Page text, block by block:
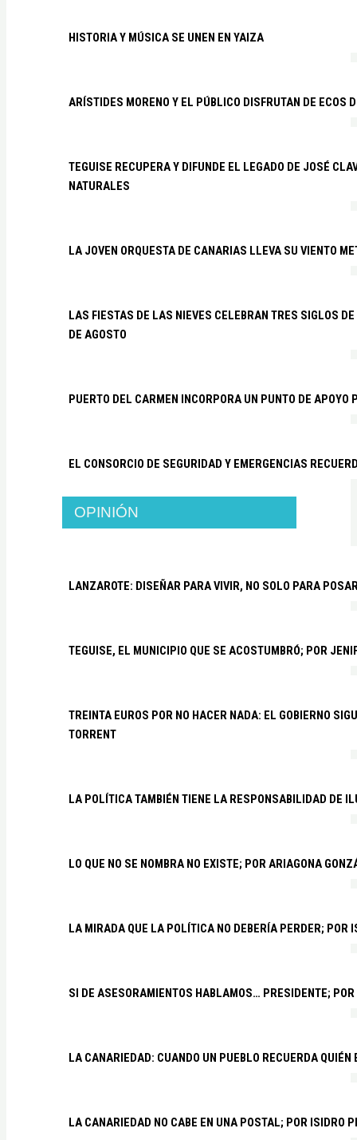
HISTORIA Y MÚSICA SE UNEN EN YAIZA
ARÍSTIDES MORENO Y EL PÚBLICO DISFRUTAN DE ECOS
TEGUISE RECUPERA Y DIFUNDE EL LEGADO DE JOSÉ
NATURALES
LA JOVEN ORQUESTA DE CANARIAS LLEVA SU VIENTO
LAS FIESTAS DE LAS NIEVES CELEBRAN TRES SIGLOS
DE AGOSTO
PUERTO DEL CARMEN INCORPORA UN PUNTO DE
EL CONSORCIO DE SEGURIDAD Y EMERGENCIAS
OPINIÓN
LANZAROTE: DISEÑAR PARA VIVIR, NO SOLO PARA
TEGUISE, EL MUNICIPIO QUE SE ACOSTUMBRÓ; POR
TREINTA EUROS POR NO HACER NADA: EL GOBIERNO
TORRENT
LA POLÍTICA TAMBIÉN TIENE LA RESPONSABILIDAD DE
LO QUE NO SE NOMBRA NO EXISTE; POR ARIAGONA
LA MIRADA QUE LA POLÍTICA NO DEBERÍA PERDER; POR
SI DE ASESORAMIENTOS HABLAMOS… PRESIDENTE;
LA CANARIEDAD: CUANDO UN PUEBLO RECUERDA QUIÉN
LA CANARIEDAD NO CABE EN UNA POSTAL; POR ISIDRO